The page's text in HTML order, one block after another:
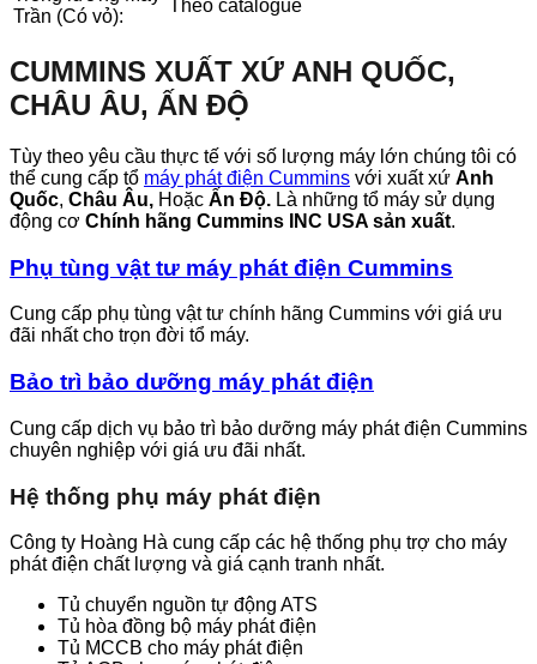
Trần (Có vỏ):
Theo catalogue
CUMMINS XUẤT XỨ ANH QUỐC,
CHÂU ÂU, ẤN ĐỘ
Tùy theo yêu cầu thực tế với số lượng máy lớn chúng tôi có
thể cung cấp tổ máy phát điện Cummins với xuất xứ Anh
Quốc, Châu Âu, Hoặc Ấn Độ. Là những tổ máy sử dụng
động cơ Chính hãng Cummins INC USA sản xuất.
Phụ tùng vật tư máy phát điện Cummins
Cung cấp phụ tùng vật tư chính hãng Cummins với giá ưu
đãi nhất cho trọn đời tổ máy.
Bảo trì bảo dưỡng máy phát điện
Cung cấp dịch vụ bảo trì bảo dưỡng máy phát điện Cummins
chuyên nghiệp với giá ưu đãi nhất.
Hệ thống phụ máy phát điện
Công ty Hoàng Hà cung cấp các hệ thống phụ trợ cho máy
phát điện chất lượng và giá cạnh tranh nhất.
Tủ chuyển nguồn tự động ATS
Tủ hòa đồng bộ máy phát điện
Tủ MCCB cho máy phát điện